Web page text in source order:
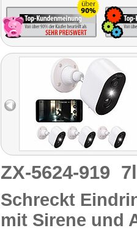
ZX-5624-919
Schreckt
mit Sirene und